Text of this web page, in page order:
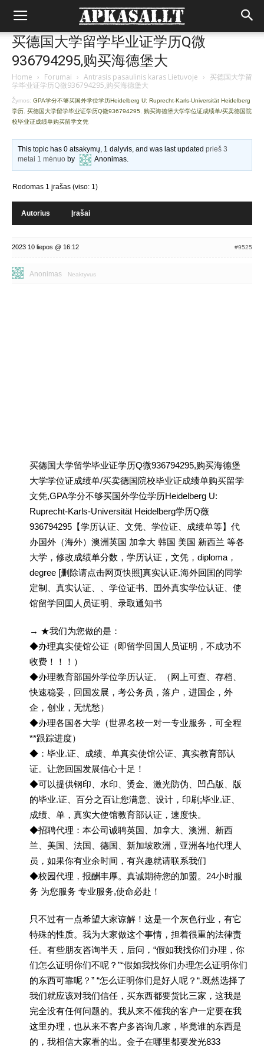
买德国大学留学毕业证学历Q微
936794295,购买海德堡大
Home › Forumai › Antrasis pasaulinis karas Lietuvoje › 买德国大学留
学毕业证学历Q微936794295,购买海德堡大
Žymos: GPA学分不够买国外学位学历Heidelberg U: Ruprecht-Karls-Universität Heidelberg
学历 买德国大学留学毕业证学历Q微936794295
购买海德堡大学学位证成绩单/买卖德国院
校毕业证成绩单购买留学文凭
This topic has 0 atsakymų, 1 dalyvis, and was last updatedprieš 3
metai 1 mėnuo by Anonimas.
Rodomas 1 įrašas (viso: 1)
Autorius Įrašai
2023 10 liepos @ 16:12 #9525
Anonimas Neaktyvus
买德国大学留学毕业证学历Q微936794295,购买海德堡
大学学位证成绩单/买卖德国院校毕业证成绩单购买留学
文凭,GPA学分不够买国外学位学历Heidelberg U:
Ruprecht-Karls-Universität Heidelberg学历Q薇
936794295【学历认证、文凭、学位证、成绩单等】代
办国外（海外）澳洲英国 加拿大 韩国 美国 新西兰 等各
大学，修改成绩单分数，学历认证，文凭，diploma，
degree [删除请点击网页快照]真实认证.海外回囯的同学
定制、真实认证、、学位证书、囯外真实学位认证、使
馆留学回囯人员证明、录取通知书
→ ★我们为您做的是：
◆办理真实使馆公证（即留学回国人员证明，不成功不
收费！！！）
◆办理教育部国外学位学历认证。（网上可查、存档、
快速稳妥，回国发展，考公务员，落户，进国企，外
企，创业，无忧愁）
◆办理各国各大学（世界名校一对一专业服务，可全程
**跟踪进度）
◆：毕业.证、成绩、单真实使馆公证、真实教育部认
证。让您回国发展信心十足！
◆可以提供钢印、水印、烫金、激光防伪、凹凸版、版
的毕业.证、百分之百让您满意、设计，印刷;毕业.证、
成绩、单，真实大使馆教育部认证，速度快。
◆招聘代理：本公司诚聘英国、加拿大、澳洲、新西
兰、美国、法国、德国、新加坡欧洲，亚洲各地代理人
员，如果你有业余时间，有兴趣就请联系我们
◆校园代理，报酬丰厚。真诚期待您的加盟。24小时服
务 为您服务 专业服务,使命必赴！
只不过有一点希望大家谅解！这是一个灰色行业，有它
特殊的性质。我为大家做这个事情，担着很重的法律责
任。有些朋友咨询半天，后问，“假如我找你们办理，你
们怎么证明你们不呢？”“假如我找你们办理怎么证明你们
的东西可靠呢？” “怎么证明你们是好人呢？“.既然选择了
我们就应该对我们信任，买东西都要货比三家，这我是
完全没有任何问题的。我从来不催我的客户一定要在我
这里办理，也从来不客户多咨询几家，毕竟谁的东西是
的，我相信大家看的出。金子在哪里都要发光833